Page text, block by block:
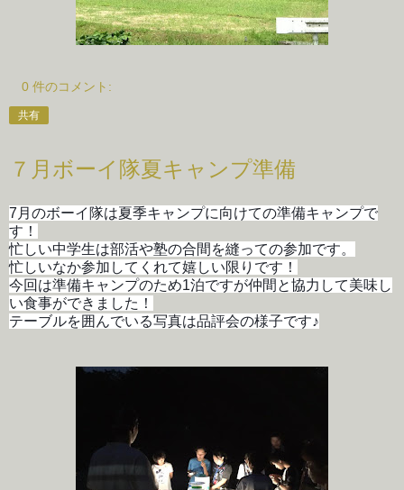
0 件のコメント:
共有
７月ボーイ隊夏キャンプ準備
7月のボーイ隊は夏季キャンプに向けての準備キャンプで
す！
忙しい中学生は部活や塾の合間を縫っての参加です。
忙しいなか参加してくれて嬉しい限りです！
今回は準備キャンプのため1泊ですが仲間と協力して美味し
い食事ができました！
テーブルを囲んでいる写真は品評会の様子です♪